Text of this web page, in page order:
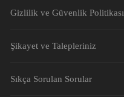
Gizlilik ve Güvenlik Politikası
Şikayet ve Talepleriniz
Sıkça Sorulan Sorular